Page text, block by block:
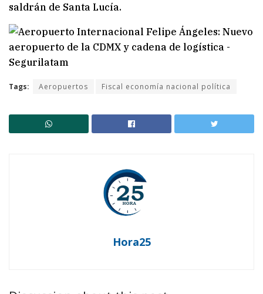
saldrán de Santa Lucía.
Tags: Aeropuertos Fiscal economía nacional política
Hora25